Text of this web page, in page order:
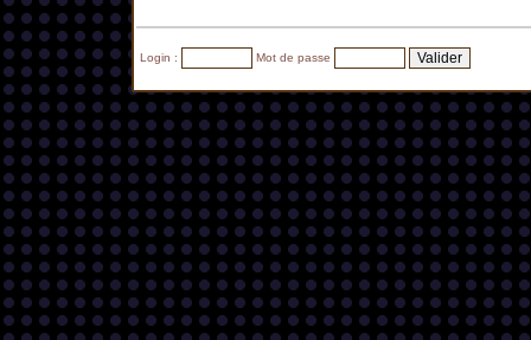
Login : Mot de passe